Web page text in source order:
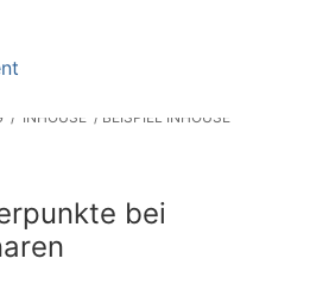
INHOUSE
BEISPIEL INHOUSE
bei